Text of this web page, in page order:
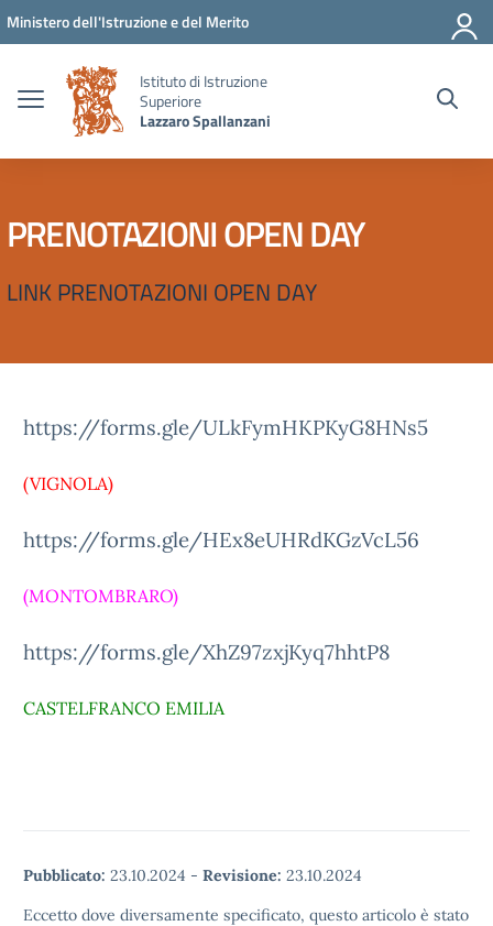
Vai ai contenuti
Vai al menu di navigazione
Vai al footer
Ministero dell'Istruzione e del Merito
Istituto di Istruzione
Superiore
Lazzaro Spallanzani
PRENOTAZIONI OPEN DAY
LINK PRENOTAZIONI OPEN DAY
https://forms.gle/ULkFymHKPKyG8HNs5
(VIGNOLA)
https://forms.gle/HEx8eUHRdKGzVcL56
(MONTOMBRARO)
https://forms.gle/XhZ97zxjKyq7hhtP8
CASTELFRANCO EMILIA
Pubblicato: 23.10.2024 - Revisione: 23.10.2024
Eccetto dove diversamente specificato, questo articolo è stato